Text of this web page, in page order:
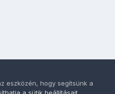
eszközén, hogy segítsünk a